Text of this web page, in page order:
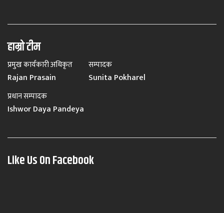
हाम्रो टीम
प्रमुख कार्यकारी अधिकृत
Rajan Prasain
सम्पादक
Sunita Pokharel
प्रधान सम्पादक
Ishwor Daya Pandeya
Like Us On Facebook